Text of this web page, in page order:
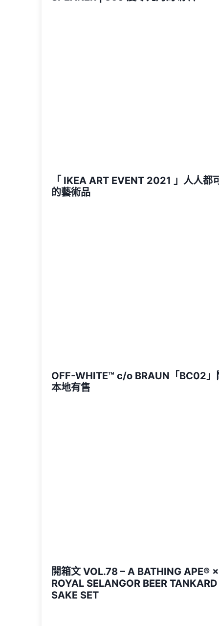
「 IKEA ART EVENT 2021 」人人都
的藝術品
OFF-WHITE™ c/o BRAUN「BC02」
本地有售
開箱文 VOL.78 – A BATHING APE®︎ ×
ROYAL SELANGOR BEER
SAKE SET